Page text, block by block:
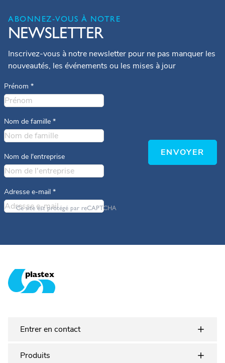
ABONNEZ-VOUS À NOTRE
NEWSLETTER
Inscrivez-vous à notre newsletter pour ne pas manquer les
nouveautés, les événements ou les mises à jour
Prénom *
Nom de famille *
Nom de l'entreprise
Adresse e-mail *
Ce site est protégé par reCAPTCHA
ENVOYER
Entrer en contact
Produits